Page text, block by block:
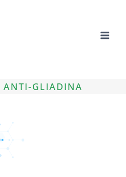
ANTI-GLIADINA